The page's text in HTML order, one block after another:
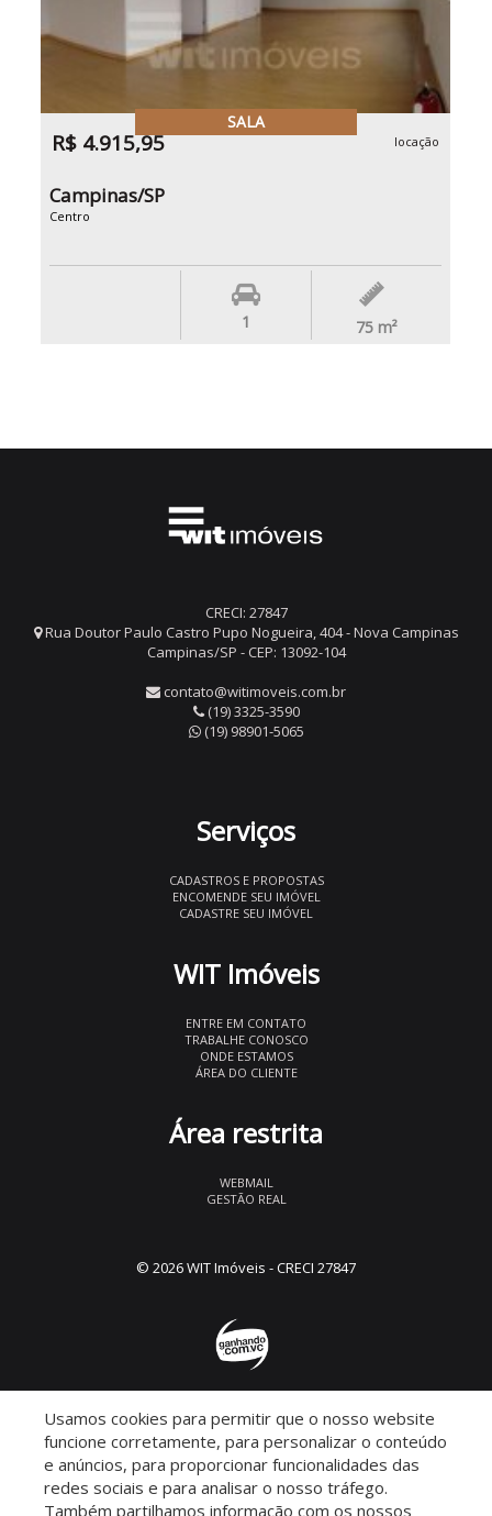
SALA
R$ 4.915,95 locação
Campinas/SP
Centro
1 75 m²
CRECI: 27847
Rua Doutor Paulo Castro Pupo Nogueira, 404 - Nova Campinas
Campinas/SP - CEP: 13092-104
contato@witimoveis.com.br
(19) 3325-3590
(19) 98901-5065
Serviços
CADASTROS E PROPOSTAS
ENCOMENDE SEU IMÓVEL
CADASTRE SEU IMÓVEL
WIT Imóveis
ENTRE EM CONTATO
TRABALHE CONOSCO
ONDE ESTAMOS
ÁREA DO CLIENTE
Área restrita
WEBMAIL
GESTÃO REAL
© 2026 WIT Imóveis - CRECI 27847
Descomplicado por:
Usamos cookies para permitir que o nosso website
funcione corretamente, para personalizar o conteúdo
e anúncios, para proporcionar funcionalidades das
redes sociais e para analisar o nosso tráfego.
Também partilhamos informação com os nossos